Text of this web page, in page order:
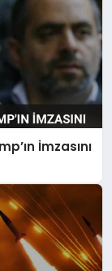
İmzasını